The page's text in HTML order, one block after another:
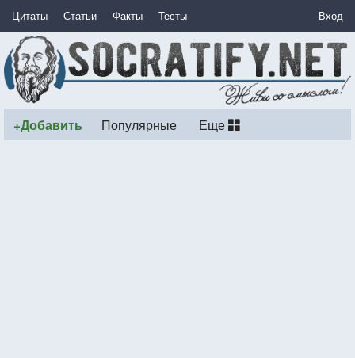
Цитаты Статьи Факты Тесты Вход
+Добавить Популярные Еще